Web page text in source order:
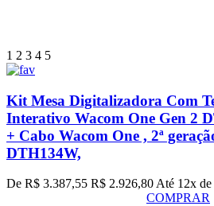
1 2 3 4 5
Kit Mesa Digitalizadora Com
Interativo Wacom One Gen 2
+ Cabo Wacom One , 2ª
DTH134W,
De R$ 3.387,55 R$ 2.926,80 Até 12x de
COMPRAR